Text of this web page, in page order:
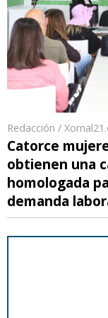
Redacción /
Catorce
obtienen una
homologada
demanda